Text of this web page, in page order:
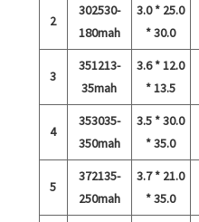
2
302530-
180mah
3.0 * 25.0
* 30.0
3
351213-
35mah
3.6 * 12.0
* 13.5
4
353035-
350mah
3.5 * 30.0
* 35.0
5
372135-
250mah
3.7 * 21.0
* 35.0